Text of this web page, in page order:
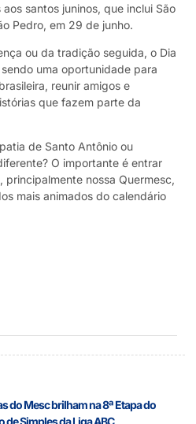
santos juninos, que inclui São
Pedro, em 29 de junho.
ou da tradição seguida, o Dia
uma oportunidade para
reunir amigos e
que fazem parte da
de Santo Antônio ou
O importante é entrar
principalmente nossa Quermesc,
mais animados do calendário
do Mesc brilham na 8ª Etapa do
de Simples da Liga ABC